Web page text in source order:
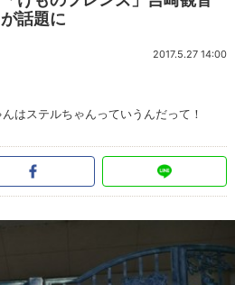
話題に
2017.5.27 14:00
はステルちゃんっていうんだって！